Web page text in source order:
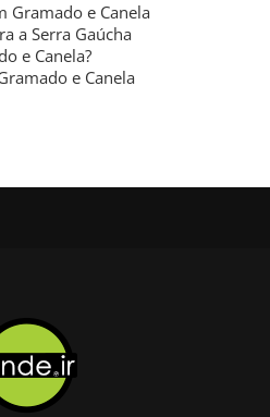
Gramado e Canela
a Serra Gaúcha
e Canela?
e Canela